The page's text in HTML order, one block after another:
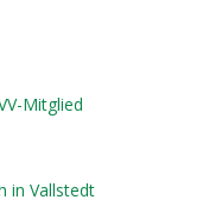
Mitglied
in Vallstedt